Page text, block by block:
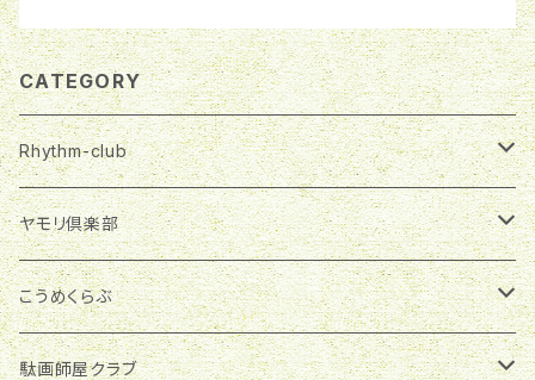
CATEGORY
Rhythm-club
季節商品
グラスランタン
ランプシェード
雑貨・小物
マグネット
布製品
ヤモリ倶楽部
マグネット
ブローチ
こうめくらぶ
アクセサリー
駄画師屋クラブ